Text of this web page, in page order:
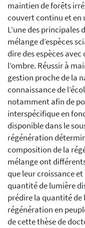
maintien de forêts
couvert continu et
L’une des
mélange d’espèces
dire des espèces
l’ombre. Réussir à
gestion proche de la
connaissance de
notamment afin de
interspécifique en
disponible dans le
régénération
composition de la
mélange ont
que leur croissance
quantité de lumière
prédire la quantité
régénération en
de cette thèse de